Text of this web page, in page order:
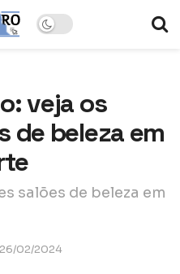
veja os
de beleza em
salões de beleza em
26/02/2024